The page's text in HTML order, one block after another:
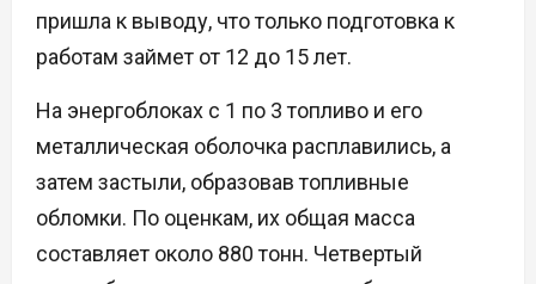
пришла к выводу, что только подготовка к
работам займет от 12 до 15 лет.
На энергоблоках с 1 по 3 топливо и его
металлическая оболочка расплавились, а
затем застыли, образовав топливные
обломки. По оценкам, их общая масса
составляет около 880 тонн. Четвертый